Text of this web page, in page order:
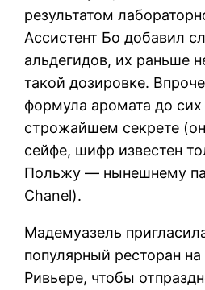
результатом
Ассистент Бо добавил
альдегидов, их раньше
такой дозировке.
формула аромата до сих
строжайшем секрете
сейфе, шифр известен
Польжу — нынешнему
Chanel).
Мадемуазель
популярный ресторан
Ривьере, чтобы